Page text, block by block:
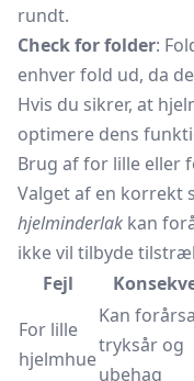
rundt.
Check for folder:
enhver fold ud, da
Hvis du sikrer, at
optimere dens
Brug af for lille eller
Valget af en korrekt
hjelminderlak kan
ikke vil tilbyde
Fejl
For lille
hjelmhue
Kan
tryksår og
ubehag